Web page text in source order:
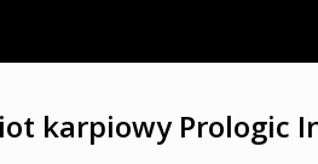
karpiowy Prologic